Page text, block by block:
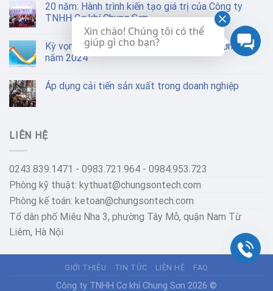
20 năm: Hành trình kiến tạo giá trị của Công ty
TNHH Cơ khí Chung Sơn
Kỳ vọng ngành thép Việt Nam sẽ tăng trưởng vào
năm 2024
Áp dụng cải tiến sản xuất trong doanh nghiệp
LIÊN HỆ
0243.839.1471 - 0983.721.964 - 0984.953.723
Phòng kỹ thuật: kythuat@chungsontech.com
Phòng kế toán: ketoan@chungsontech.com
Tổ dân phố Miêu Nha 3, phường Tây Mỗ, quận Nam Từ
Liêm, Hà Nội
GIỚI THIỆU TIN TỨC LIÊN HỆ FAQ
Công ty TNHH Cơ khí Chung Sơn 2026 ©
Xin chào! Chúng tôi có thể
giúp gì cho bạn?